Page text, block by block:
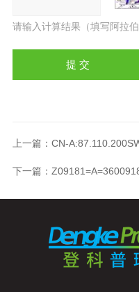
请输入计算结果（填写阿拉
上一篇： CN-
下一篇：